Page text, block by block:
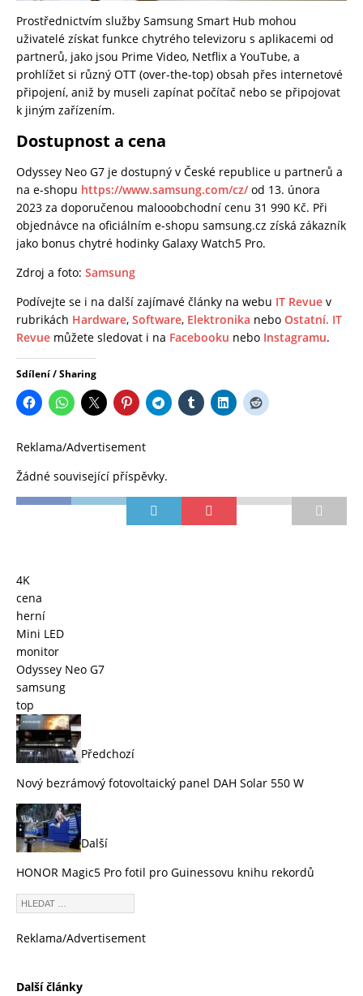
Prostřednictvím služby Samsung Smart Hub mohou
uživatelé získat funkce chytrého televizoru s aplikacemi od
partnerů, jako jsou Prime Video, Netflix a YouTube, a
prohlížet si různý OTT (over-the-top) obsah přes internetové
připojení, aniž by museli zapínat počítač nebo se připojovat
k jiným zařízením.
Dostupnost a cena
Odyssey Neo G7 je dostupný v České republice u partnerů a
na e-shopu https://www.samsung.com/cz/od 13. února
2023 za doporučenou malooobchodní cenu 31 990 Kč. Při
objednávce na oficiálním e-shopu samsung.cz získá zákazník
jako bonus chytré hodinky Galaxy Watch5 Pro.
Zdroj a foto: Samsung
Podívejte se i na další zajímavé články na webu IT Revue v
rubrikách Hardware, Software, Elektronika nebo Ostatní. IT
Revue můžete sledovat i na Facebooku nebo Instagramu.
Sdílení / Sharing
Reklama/Advertisement
Žádné související příspěvky.
4K
cena
herní
Mini LED
monitor
Odyssey Neo G7
samsung
top
Předchozí
Nový bezrámový fotovoltaický panel DAH Solar 550 W
Další
HONOR Magic5 Pro fotil pro Guinessovu knihu rekordů
Reklama/Advertisement
Další články